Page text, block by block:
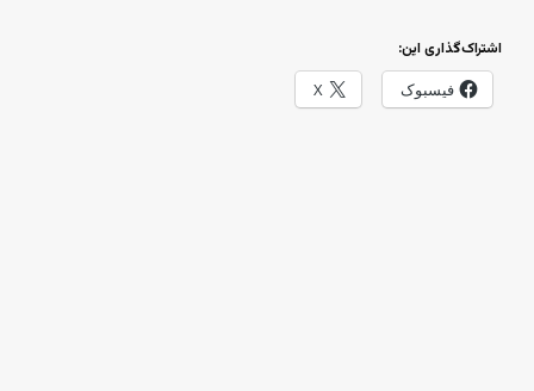
اشتراک‌گذاری این:
فیسبوک
X